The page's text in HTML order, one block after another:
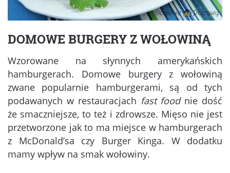
DOMOWE BURGERY Z WOŁOWINĄ
Wzorowane na słynnych amerykańskich
hamburgerach. Domowe burgery z wołowiną
zwane popularnie hamburgerami, są od tych
podawanych w restauracjach fast foodnie dość
że smaczniejsze, to też i zdrowsze. Mięso nie jest
przetworzone jak to ma miejsce w hamburgerach
z McDonald’sa czy Burger Kinga. W dodatku
mamy wpływ na smak wołowiny.